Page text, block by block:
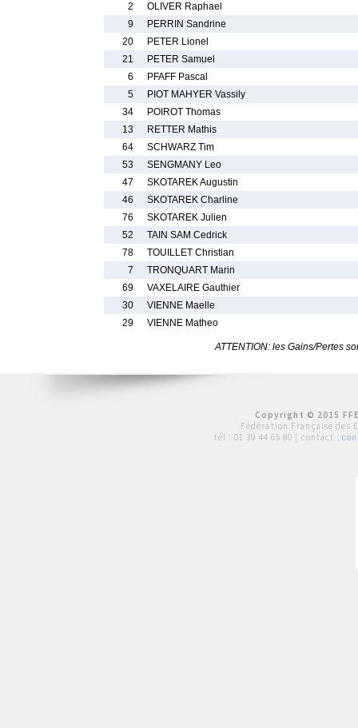
2
OLIVER Raphael
9
PERRIN Sandrine
20
PETER Lionel
21
PETER Samuel
6
PFAFF Pascal
5
PIOT MAHYER Vassily
34
POIROT Thomas
13
RETTER Mathis
64
SCHWARZ Tim
53
SENGMANY Leo
47
SKOTAREK Augustin
46
SKOTAREK Charline
76
SKOTAREK Julien
52
TAIN SAM Cedrick
78
TOUILLET Christian
7
TRONQUART Marin
69
VAXELAIRE Gauthier
30
VIENNE Maelle
29
VIENNE Matheo
ATTENTION: les Gains/Pertes
Copyright © 2015
Fédération Française des
tél : 01 39 44 65 80 | contact :